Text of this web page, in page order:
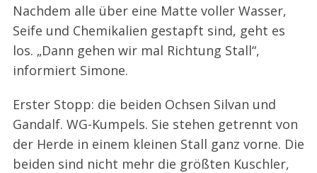
Nachdem alle über eine Matte voller Wasser,
Seife und Chemikalien gestapft sind, geht es
los. „Dann gehen wir mal Richtung Stall“,
informiert Simone.
Erster Stopp: die beiden Ochsen Silvan und
Gandalf. WG-Kumpels. Sie stehen getrennt von
der Herde in einem kleinen Stall ganz vorne. Die
beiden sind nicht mehr die größten Kuschler,